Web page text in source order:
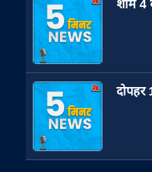
शाम 4